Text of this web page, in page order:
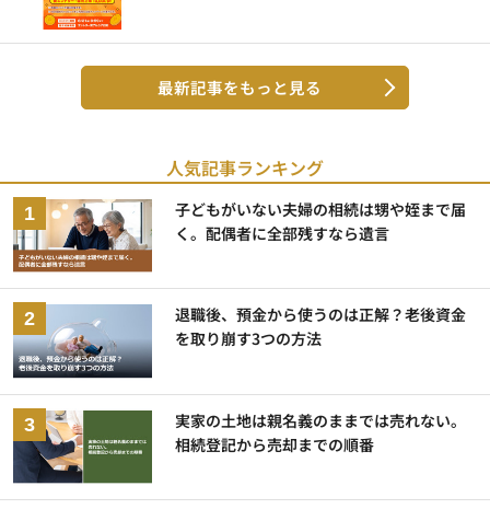
最新記事をもっと見る
人気記事ランキング
子どもがいない夫婦の相続は甥や姪まで届
く。配偶者に全部残すなら遺言
退職後、預金から使うのは正解？老後資金
を取り崩す3つの方法
実家の土地は親名義のままでは売れない。
相続登記から売却までの順番